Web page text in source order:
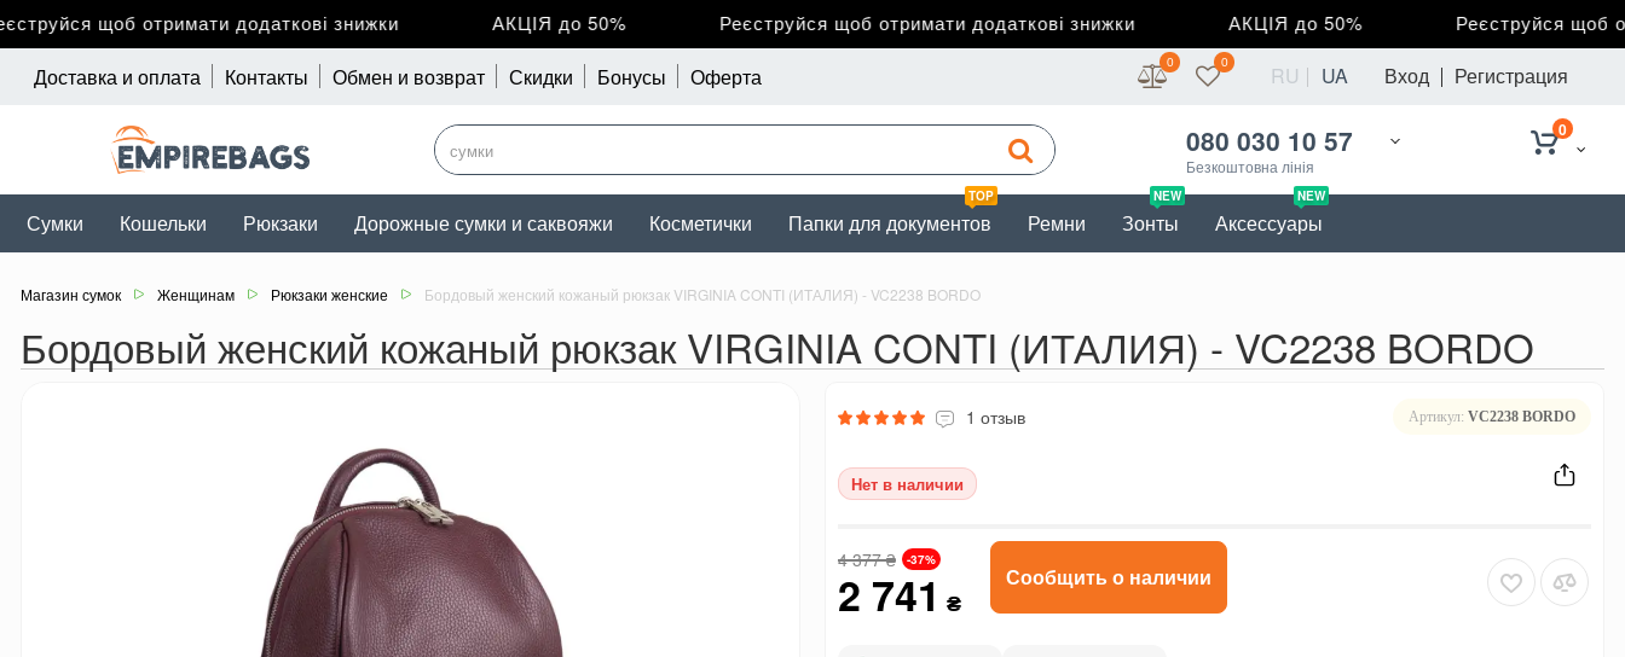
щоб отримати додаткові знижки АКЦІЯ до 50% Реєструйся щоб отримати додаткові знижки АКЦІЯ до 50% Реєструйся щоб
Доставка и оплата Контакты Обмен и возврат Скидки Бонусы Оферта Вход Регистрация
0 0 RU UA
080 030 10 57
Безкоштовна лінія
0
Сумки Кошельки Рюкзаки Дорожные сумки и саквояжи Косметички
TOP
Папки для документов Ремни
NEW
Зонты
NEW
Аксессуары
Магазин сумок Женщинам Рюкзаки женские Бордовый женский кожаный рюкзак VIRGINIA CONTI (ИТАЛИЯ) - VC2238 BORDO
Бордовый женский кожаный рюкзак VIRGINIA CONTI (ИТАЛИЯ) - VC2238 BORDO
1 отзыв Артикул: VC2238 BORDO
Нет в наличии
4 377₴ -37%
2 741 ₴
Сообщить о наличии